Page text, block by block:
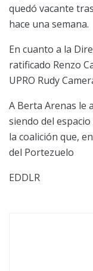
quedó vacante
hace una semana.
En cuanto a la
ratificado Renzo
UPRO Rudy
A Berta Arenas le
siendo del
la coalición que,
del Portezuelo
EDDLR